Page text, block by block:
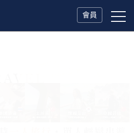
會員